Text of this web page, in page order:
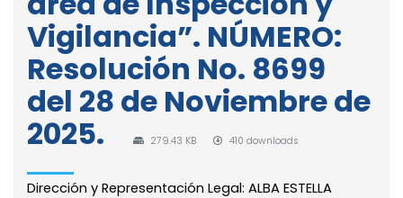
Vigilancia”. NÚMERO:
Resolución No. 8699
del 28 de Noviembre de
2025.
279.43 KB 410 downloads
Dirección y Representación Legal: ALBA ESTELLA